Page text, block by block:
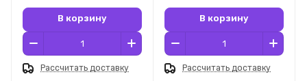
В корзину
Рассчитать доставку
В корзину
Рассчитать доставку